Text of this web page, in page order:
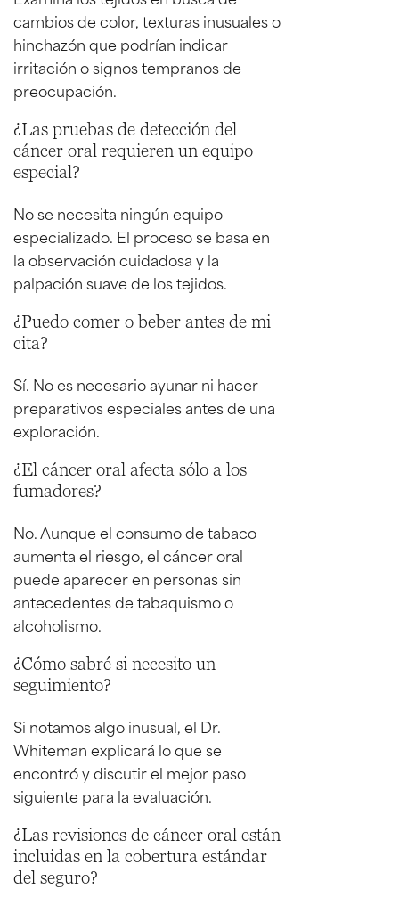
cambios de color, texturas inusuales o
hinchazón que podrían indicar
irritación o signos tempranos de
preocupación.
¿Las pruebas de detección del
cáncer oral requieren un equipo
especial?
No se necesita ningún equipo
especializado. El proceso se basa en
la observación cuidadosa y la
palpación suave de los tejidos.
¿Puedo comer o beber antes de mi
cita?
Sí. No es necesario ayunar ni hacer
preparativos especiales antes de una
exploración.
¿El cáncer oral afecta sólo a los
fumadores?
No. Aunque el consumo de tabaco
aumenta el riesgo, el cáncer oral
puede aparecer en personas sin
antecedentes de tabaquismo o
alcoholismo.
¿Cómo sabré si necesito un
seguimiento?
Si notamos algo inusual, el Dr.
Whiteman explicará lo que se
encontró y discutir el mejor paso
siguiente para la evaluación.
¿Las revisiones de cáncer oral están
incluidas en la cobertura estándar
del seguro?